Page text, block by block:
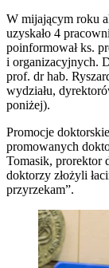
W mijającym roku
uzyskało 4
poinformował ks.
i organizacyjnych.
prof. dr hab.
wydziału,
poniżej).
Promocje
promowanych
Tomasik, prorektor
doktorzy złożyli
przyrzekam”.